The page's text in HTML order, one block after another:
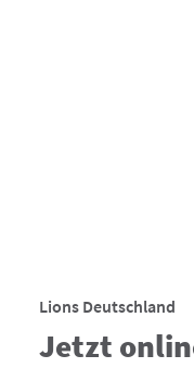
Lions Deutschland
Jetzt